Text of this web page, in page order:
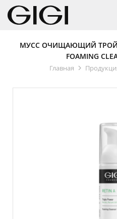
МУСС ОЧИЩАЮЩИЙ
FOAMING
Главная